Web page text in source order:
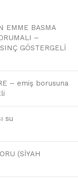
EMME BASMA
–
GÖSTERGELİ
– emiş borusuna
su
(SİYAH